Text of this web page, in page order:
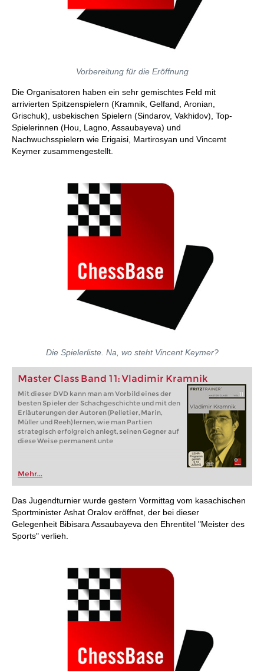
Vorbereitung für die Eröffnung
Die Organisatoren haben ein sehr gemischtes Feld mit
arrivierten Spitzenspielern (Kramnik, Gelfand, Aronian,
Grischuk), usbekischen Spielern (Sindarov, Vakhidov), Top-
Spielerinnen (Hou, Lagno, Assaubayeva) und
Nachwuchsspielern wie Erigaisi, Martirosyan und Vincemt
Keymer zusammengestellt.
Die Spielerliste. Na, wo steht Vincent Keymer?
Master Class Band 11: Vladimir Kramnik
Mit dieser DVD kann man am Vorbild eines der
besten Spieler der Schachgeschichte und mit den
Erläuterungen der Autoren (Pelletier, Marin,
Müller und Reeh) lernen, wie man Partien
strategisch erfolgreich anlegt, seinen Gegner auf
diese Weise permanent unte
Mehr...
Das Jugendturnier wurde gestern Vormittag vom kasachischen
Sportminister Ashat Oralov eröffnet, der bei dieser
Gelegenheit Bibisara Assaubayeva den Ehrentitel "Meister des
Sports" verlieh.